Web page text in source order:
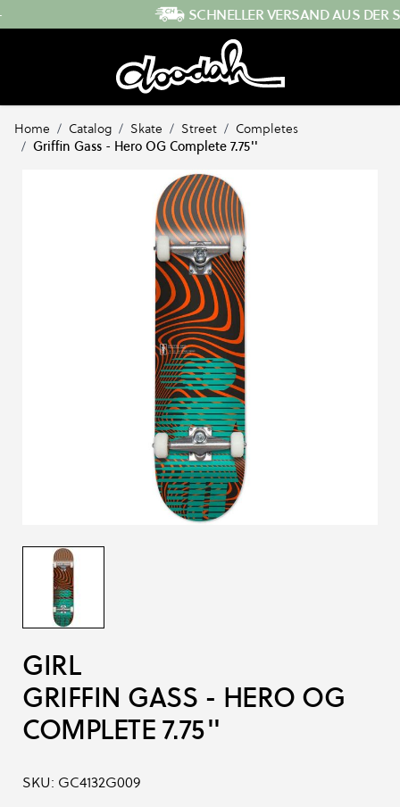
SCHNELLER VERSAND AUS DER SCHWEIZ
Home / Catalog / Skate / Street / Completes
/ Griffin Gass - Hero OG Complete 7.75''
GIRL
GRIFFIN GASS - HERO OG
COMPLETE 7.75''
SKU: GC4132G009